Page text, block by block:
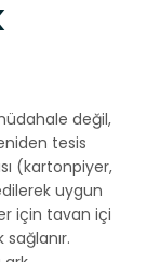
değil,
tesis
(kartonpiyer,
uygun
için tavan içi